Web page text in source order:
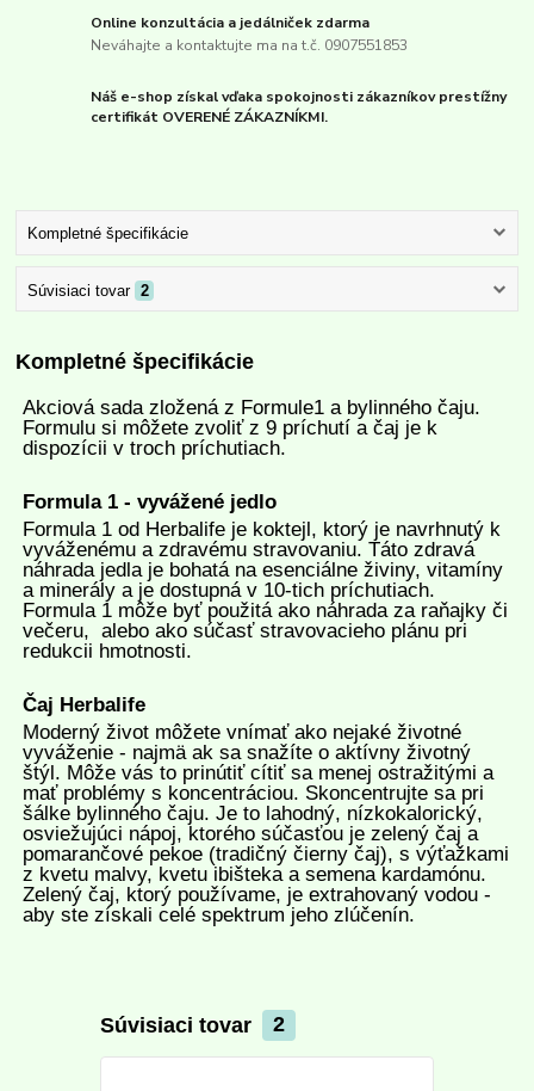
Online konzultácia a jedálniček zdarma
Neváhajte a kontaktujte ma na t.č. 0907551853
Náš e-shop získal vďaka spokojnosti zákazníkov prestížny
certifikát OVERENÉ ZÁKAZNÍKMI.
Kompletné špecifikácie
Súvisiaci tovar 2
Kompletné špecifikácie
Akciová sada zložená z Formule1 a bylinného čaju.
Formulu si môžete zvoliť z 9 príchutí a čaj je k
dispozícii v troch príchutiach.
Formula 1 - vyvážené jedlo
Formula 1 od Herbalife je koktejl, ktorý je navrhnutý k
vyváženému a zdravému stravovaniu. Táto zdravá
náhrada jedla je bohatá na esenciálne živiny, vitamíny
a minerály a je dostupná v 10-tich príchutiach.
Formula 1 môže byť použitá ako náhrada za raňajky či
večeru, alebo ako súčasť stravovacieho plánu pri
redukcii hmotnosti.
Čaj Herbalife
Moderný život môžete vnímať ako nejaké životné
vyváženie - najmä ak sa snažíte o aktívny životný
štýl. Môže vás to prinútiť cítiť sa menej ostražitými a
mať problémy s koncentráciou. Skoncentrujte sa pri
šálke bylinného čaju.Je to lahodný, nízkokalorický,
osviežujúci nápoj, ktorého súčasťou je zelený čaj a
pomarančové pekoe (tradičný čierny čaj), s výťažkami
z kvetu malvy, kvetu ibišteka a semena kardamónu.
Zelený čaj, ktorý používame, je extrahovaný vodou -
aby ste získali celé spektrum jeho zlúčenín.
Súvisiaci tovar 2